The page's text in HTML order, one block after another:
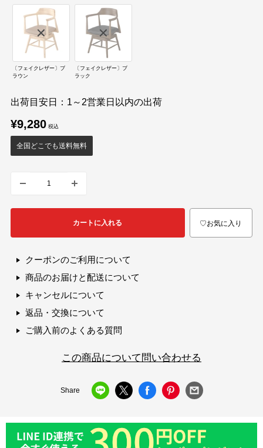
〔フェイクレザー〕ブ
ラウン
〔フェイクレザー〕ブ
ラック
出荷目安日：1～2営業日以内の出荷
販
売
価
格
¥9,280
全国どこでも送料無料
カートに入れる ♡お気に入り
クーポンのご利用について
商品のお届けと配送について
キャンセルについて
返品・交換について
ご購入前のよくある質問
この商品について問い合わせる
Share